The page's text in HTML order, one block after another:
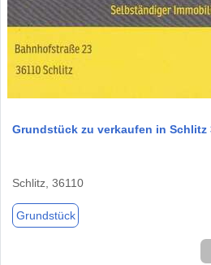
Grundstück zu verkaufen in Schlitz
Schlitz, 36110
Grundstück